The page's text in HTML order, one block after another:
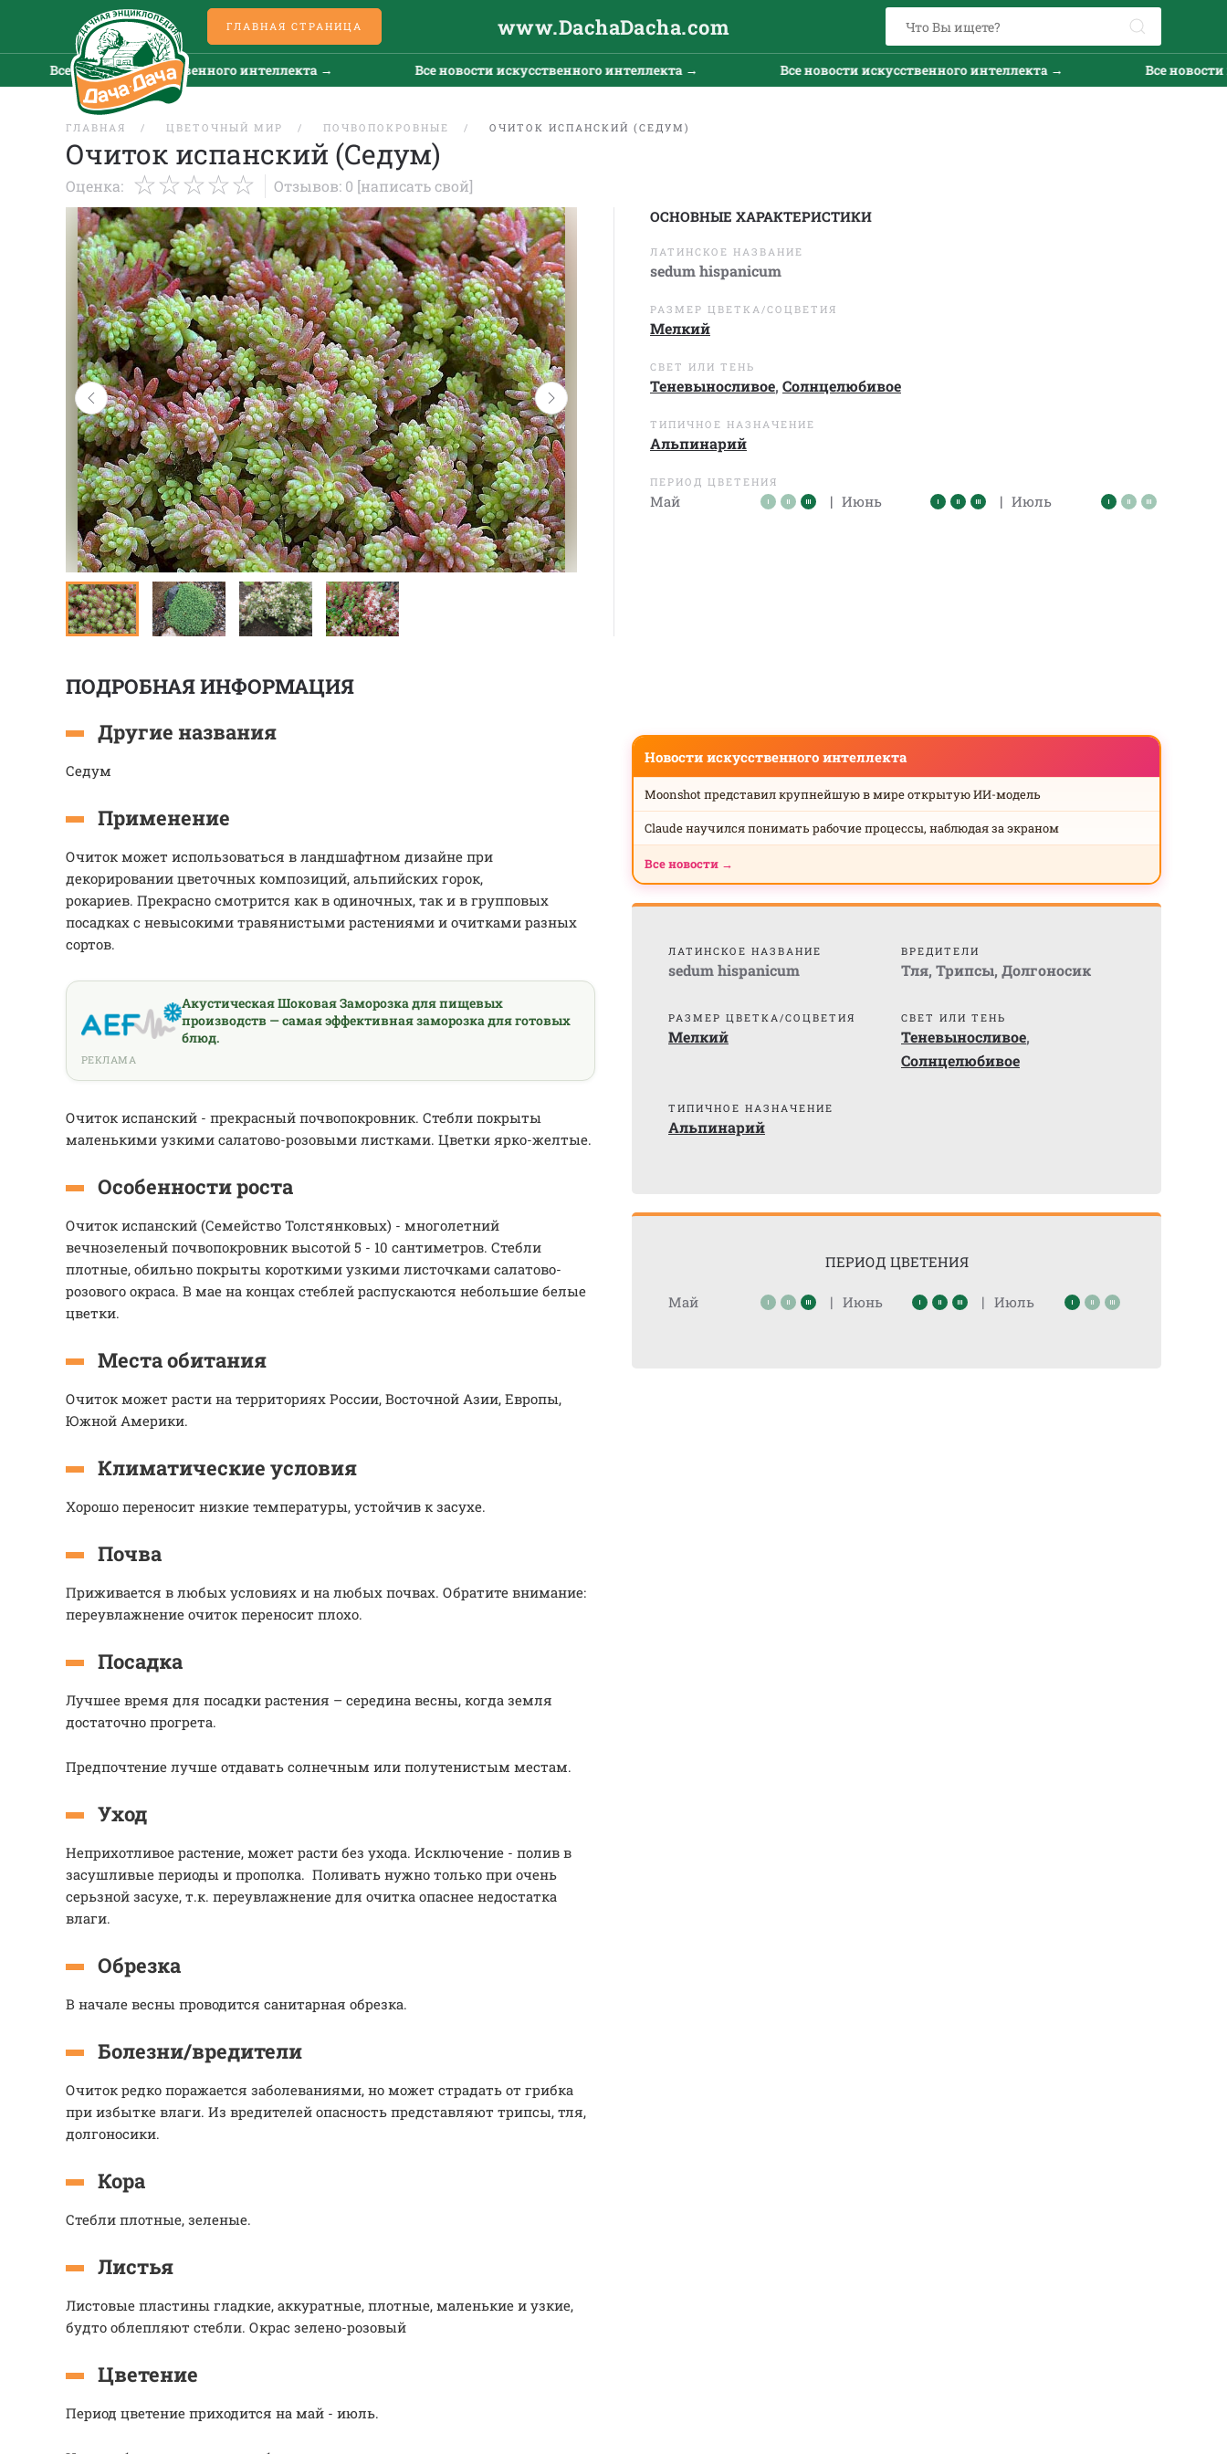
ГЛАВНАЯ СТРАНИЦА www.DachaDacha.com
Все новости искусственного интеллекта → Все новости искусственного интеллекта → Все новости искусственного интеллекта → Все новости
ГЛАВНАЯ ЦВЕТОЧНЫЙ МИР ПОЧВОПОКРОВНЫЕ ОЧИТОК ИСПАНСКИЙ (СЕДУМ)
Очиток испанский (Седум)
Оценка: Отзывов: 0 [написать свой]
ОСНОВНЫЕ ХАРАКТЕРИСТИКИ
ЛАТИНСКОЕ НАЗВАНИЕ
sedum hispanicum
РАЗМЕР ЦВЕТКА/СОЦВЕТИЯ
Мелкий
СВЕТ ИЛИ ТЕНЬ
Теневыносливое, Солнцелюбивое
ТИПИЧНОЕ НАЗНАЧЕНИЕ
Альпинарий
ПЕРИОД ЦВЕТЕНИЯ
Май | Июнь | Июль
ПОДРОБНАЯ ИНФОРМАЦИЯ
Другие названия
Седум
Применение
Очиток может использоваться в ландшафтном дизайне при
декорировании цветочных композиций, альпийских горок,
рокариев. Прекрасно смотрится как в одиночных, так и в групповых
посадках с невысокими травянистыми растениями и очитками разных
сортов.
Акустическая Шоковая Заморозка для пищевых
производств — самая эффективная заморозка для готовых
блюд.
РЕКЛАМА
Очиток испанский - прекрасный почвопокровник. Стебли покрыты
маленькими узкими салатово-розовыми листками. Цветки ярко-желтые.
Особенности роста
Очиток испанский (Семейство Толстянковых) - многолетний
вечнозеленый почвопокровник высотой 5 - 10 сантиметров. Стебли
плотные, обильно покрыты короткими узкими листочками салатово-
розового окраса. В мае на концах стеблей распускаются небольшие белые
цветки.
Места обитания
Очиток может расти на территориях России, Восточной Азии, Европы,
Южной Америки.
Климатические условия
Хорошо переносит низкие температуры, устойчив к засухе.
Почва
Приживается в любых условиях и на любых почвах. Обратите внимание:
переувлажнение очиток переносит плохо.
Посадка
Лучшее время для посадки растения – середина весны, когда земля
достаточно прогрета.
Предпочтение лучше отдавать солнечным или полутенистым местам.
Уход
Неприхотливое растение, может расти без ухода. Исключение - полив в
засушливые периоды и прополка. Поливать нужно только при очень
серьзной засухе, т.к. переувлажнение для очитка опаснее недостатка
влаги.
Обрезка
В начале весны проводится санитарная обрезка.
Болезни/вредители
Очиток редко поражается заболеваниями, но может страдать от грибка
при избытке влаги. Из вредителей опасность представляют трипсы, тля,
долгоносики.
Кора
Стебли плотные, зеленые.
Листья
Листовые пластины гладкие, аккуратные, плотные, маленькие и узкие,
будто облепляют стебли. Окрас зелено-розовый
Цветение
Период цветение приходится на май - июль.
Новости искусственного интеллекта
Moonshot представил крупнейшую в мире открытую ИИ-модель
Claude научился понимать рабочие процессы, наблюдая за экраном
Все новости →
ЛАТИНСКОЕ НАЗВАНИЕ
sedum hispanicum
ВРЕДИТЕЛИ
Тля, Трипсы, Долгоносик
РАЗМЕР ЦВЕТКА/СОЦВЕТИЯ
Мелкий
СВЕТ ИЛИ ТЕНЬ
Теневыносливое,
Солнцелюбивое
ТИПИЧНОЕ НАЗНАЧЕНИЕ
Альпинарий
ПЕРИОД ЦВЕТЕНИЯ
Май | Июнь | Июль